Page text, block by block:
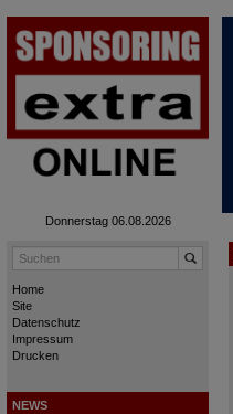
Donnerstag 06.08.2026
Home
Site
Datenschutz
Impressum
Drucken
NEWS